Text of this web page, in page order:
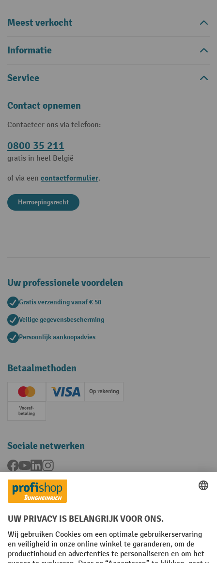
Meest verkocht
Informatie
Service
Contact opnemen
Contacteer ons via telefoon:
0800 35 211
gratis in heel België
of via een contactformulier.
Herroepingsrecht
Uw professionele voordelen
Gratis verzending vanaf € 50
Veilige gegevensbescherming
Persoonlijk aankoopadvies
Betaalmethoden
Creditcard (Master)Creditcard (Visa)Op rekening
Vooruitbetaling
Sociale netwerken
Facebook
YouTubeLinkedInInstagram
Talen
FR NL